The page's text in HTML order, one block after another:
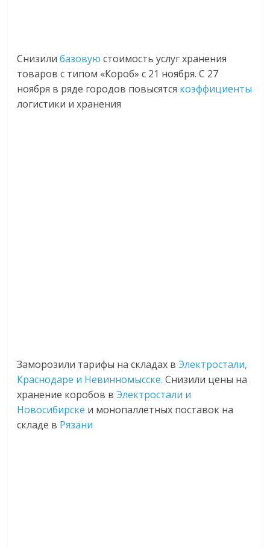
Снизилибазовую стоимость услуг хранения
товаров с типом «Короб» с 21 ноября. С 27
ноября в ряде городов повысятся коэффициенты
логистики и хранения
Заморозили тарифы на складах вЭлектростали,
Краснодаре и Невинномысске. Снизили цены на
хранение коробов вЭлектростали и
Новосибирске и монопаллетных поставок на
складе в Рязани